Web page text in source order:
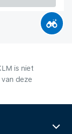
is niet
deze